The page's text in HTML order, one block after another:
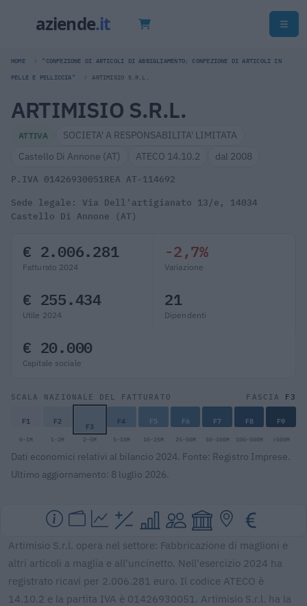
HOME "CONFEZIONE DI ARTICOLI DI ABBIGLIAMENTO; CONFEZIONE DI ARTICOLI IN
PELLE E PELLICCIA" ARTIMISIO S.R.L.
ARTIMISIO S.R.L.
ATTIVA
SOCIETA' A RESPONSABILITA' LIMITATA
Castello Di Annone (AT)
ATECO 14.10.2 dal 2008
P.IVA 01426930051REA AT-114692
Sede legale: Via Dell'artigianato 13/e, 14034
Castello Di Annone (AT)
€ 2.006.281
Fatturato 2024
-2,7%
Variazione
€ 255.434
Utile 2024
21
Dipendenti
€ 20.000
Capitale sociale
SCALA NAZIONALE DEL FATTURATO FASCIA F3
F1 F2 F3 F4 F5 F6 F7 F8 F9
0-1M 1-2M 2-5M 5-10M 10-25M 25-50M 50-100M 100-500M >500M
Dati economici relativi al bilancio 2024. Fonte: Registro Imprese.
Ultimo aggiornamento: 8 luglio 2026.
Artimisio S.r.l. opera nel settore: Fabbricazione di maglioni e
altri articoli a maglia e all'uncinetto. Nell'esercizio 2024 ha
registrato ricavi per 2.006.281 euro. Il codice ATECO è
14.10.2 e la partita IVA è 01426930051. Artimisio S.r.l. ha la